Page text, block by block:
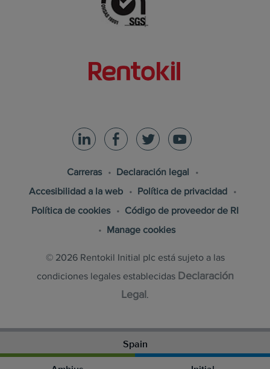
Carreras
Declaración legal
Accesibilidad a la web
Política de privacidad
Política de cookies
Código de proveedor de RI
Manage cookies
© 2026 Rentokil Initial plc está sujeto a las
condiciones legales establecidas Declaración
Legal.
Spain